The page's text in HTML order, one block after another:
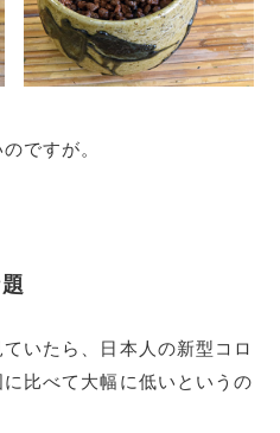
ですが。
いたら、日本人の新型コロ
比べて大幅に低いというの